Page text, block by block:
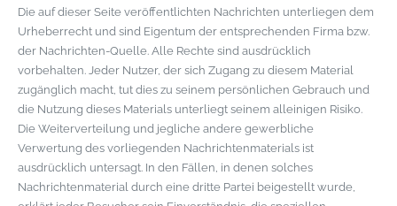
Die auf dieser Seite veröffentlichten Nachrichten unterliegen dem
Urheberrecht und sind Eigentum der entsprechenden Firma bzw.
der Nachrichten-Quelle. Alle Rechte sind ausdrücklich
vorbehalten. Jeder Nutzer, der sich Zugang zu diesem Material
zugänglich macht, tut dies zu seinem persönlichen Gebrauch und
die Nutzung dieses Materials unterliegt seinem alleinigen Risiko.
Die Weiterverteilung und jegliche andere gewerbliche
Verwertung des vorliegenden Nachrichtenmaterials ist
ausdrücklich untersagt. In den Fällen, in denen solches
Nachrichtenmaterial durch eine dritte Partei beigestellt wurde,